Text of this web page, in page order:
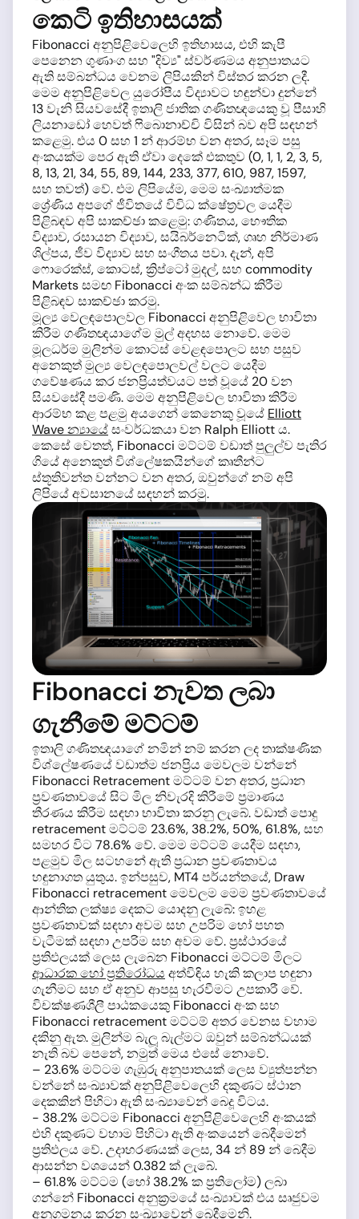
කෙටි ඉතිහාසයක්
Fibonacci අනුපිළිවෙලෙහි ඉතිහාසය, එහි කැපී
පෙනෙන ගුණාංග සහ "දිව්‍ය" ස්වර්ණමය අනුපාතයට
ඇති සම්බන්ධය වෙනම ලිපියකින් විස්තර කරන ලදී.
මෙම අනුපිළිවෙල යුරෝපීය විද්‍යාවට හඳුන්වා දුන්නේ
13 වැනි සියවසේදී ඉතාලි ජාතික ගණිතඥයෙකු වූ පීසාහි
ලියනාඩෝ හෙවත් ෆිබොනාච්චි විසින් බව අපි සඳහන්
කළෙමු. එය 0 සහ 1 න් ආරම්භ වන අතර, සෑම පසු
අංකයක්ම පෙර ඇති ඒවා දෙකේ එකතුව (0, 1, 1, 2, 3, 5,
8, 13, 21, 34, 55, 89, 144, 233, 377, 610, 987, 1597,
සහ තවත්) වේ. එම ලිපියේම, මෙම සංඛ්‍යාත්මක
ශ්‍රේණිය අපගේ ජීවිතයේ විවිධ ක්ෂේත්‍රවල යෙදීම
පිළිබඳව අපි සාකච්ඡා කළෙමු: ගණිතය, භෞතික
විද්‍යාව, රසායන විද්‍යාව, සයිබර්නෙටික්, ගෘහ නිර්මාණ
ශිල්පය, ජීව විද්‍යාව සහ සංගීතය පවා. දැන්, අපි
ෆොරෙක්ස්, කොටස්, ක්‍රිප්ටෝ මුදල්, සහ commodity
Markets සමඟ Fibonacci අංක සම්බන්ධ කිරීම
පිළිබඳව සාකච්ඡා කරමු.
මූල්‍ය වෙලඳපොලවල Fibonacci අනුපිළිවෙල භාවිතා
කිරීම ගණිතඥයාගේම මුල් අදහස නොවේ. මෙම
මූලධර්ම මුලින්ම කොටස් වෙළඳපොලට සහ පසුව
අනෙකුත් මුල්‍ය වෙලඳපොලවල් වලට යෙදීම
ගවේෂණය කර ජනප්‍රියත්වයට පත් වූයේ 20 වන
සියවසේදී පමණි. මෙම අනුපිළිවෙල භාවිතා කිරීම
ආරම්භ කළ පළමු අයගෙන් කෙනෙකු වූයේ Elliott
Wave න්‍යායේසංවර්ධකයා වන Ralph Elliott ය.
කෙසේ වෙතත්, Fibonacci මට්ටම් වඩාත් පුලුල්ව පැතිර
ගියේ අනෙකුත් විශ්ලේෂකයින්ගේ කෘතීන්ට
ස්තූතිවන්ත වන්නට වන අතර, ඔවුන්ගේ නම් අපි
ලිපියේ අවසානයේ සඳහන් කරමු.
Fibonacci නැවත ලබා
ගැනීමේ මට්ටම්
ඉතාලි ගණිතඥයාගේ නමින් නම් කරන ලද තාක්ෂණික
විශ්ලේෂණයේ වඩාත්ම ජනප්‍රිය මෙවලම වන්නේ
Fibonacci Retracement මට්ටම් වන අතර, ප්‍රධාන
ප්‍රවණතාවයේ සිට මිල නිවැරදි කිරීමේ ප්‍රමාණය
තීරණය කිරීම සඳහා භාවිතා කරනු ලැබේ. වඩාත් පොදු
retracement මට්ටම් 23.6%, 38.2%, 50%, 61.8%, සහ
සමහර විට 78.6% වේ. මෙම මට්ටම් යෙදීම සඳහා,
පළමුව මිල සටහනේ ඇති ප්‍රධාන ප්‍රවණතාවය
හඳුනාගත යුතුය. ඉන්පසුව, MT4 පර්යන්තයේ, Draw
Fibonacci retracement මෙවලම මෙම ප්‍රවණතාවයේ
ආන්තික ලක්ෂ්‍ය දෙකට යොදනු ලැබේ: ඉහළ
ප්‍රවණතාවක් සඳහා අවම සහ උපරිම හෝ පහත
වැටීමක් සඳහා උපරිම සහ අවම වේ. ප්‍රස්ථාරයේ
ප්‍රතිඵලයක් ලෙස ලැබෙන Fibonacci මට්ටම් මිලට
ආධාරක හෝ ප්‍රතිරෝධය අත්විඳිය හැකි කලාප හඳුනා
ගැනීමට සහ ඒ අනුව ආපසු හැරවීමට උපකාරී වේ.
විචක්ෂණශීලී පාඨකයෙකු Fibonacci අංක සහ
Fibonacci retracement මට්ටම් අතර වෙනස වහාම
දකිනු ඇත. මුලින්ම බැලූ බැල්මට ඔවුන් සම්බන්ධයක්
නැති බව පෙනේ, නමුත් මෙය එසේ නොවේ.
– 23.6% මට්ටම ගැඹුරු අනුපාතයක් ලෙස ව්‍යුත්පන්න
වන්නේ සංඛ්‍යාවක් අනුපිළිවෙලෙහි දකුණට ස්ථාන
දෙකකින් පිහිටා ඇති සංඛ්‍යාවෙන් බෙදූ විටය.
- 38.2% මට්ටම Fibonacci අනුපිළිවෙලෙහි අංකයක්
එහි දකුණට වහාම පිහිටා ඇති අංකයෙන් බෙදීමෙන්
ප්‍රතිඵලය වේ. උදාහරණයක් ලෙස, 34 න් 89 න් බෙදීම
ආසන්න වශයෙන් 0.382 ක් ලැබේ.
– 61.8% මට්ටම (හෝ 38.2% ක ප්‍රතිලෝම) ලබා
ගන්නේ Fibonacci අනුක්‍රමයේ සංඛ්‍යාවක් එය සෘජුවම
අනුගමනය කරන සංඛ්‍යාවෙන් බෙදීමෙනි.